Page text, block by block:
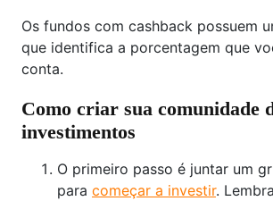
Os fundos com cashback possuem
que identifica a porcentagem que
conta.
Como criar sua comunidade
investimentos
O primeiro passo é juntar um
para começar a investir.